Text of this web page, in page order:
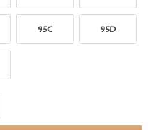
95C 95D